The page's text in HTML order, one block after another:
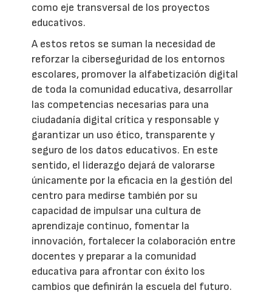
como eje transversal de los proyectos
educativos.
A estos retos se suman la necesidad de
reforzar la ciberseguridad de los entornos
escolares, promover la alfabetización digital
de toda la comunidad educativa, desarrollar
las competencias necesarias para una
ciudadanía digital crítica y responsable y
garantizar un uso ético, transparente y
seguro de los datos educativos. En este
sentido, el liderazgo dejará de valorarse
únicamente por la eficacia en la gestión del
centro para medirse también por su
capacidad de impulsar una cultura de
aprendizaje continuo, fomentar la
innovación, fortalecer la colaboración entre
docentes y preparar a la comunidad
educativa para afrontar con éxito los
cambios que definirán la escuela del futuro.